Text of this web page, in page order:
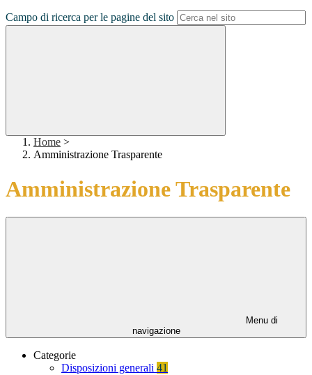
Campo di ricerca per le pagine del sito
Home >
Amministrazione Trasparente
Amministrazione Trasparente
Menu di
navigazione
Categorie
Disposizioni generali 41